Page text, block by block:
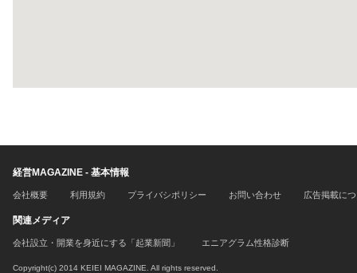
経営MAGAZINE - 基本情報
会社概要 利用規約 プライバシポリシー お問い合わせ 広告掲載に
関連メディア
会社設立・開業を身近にする「起業新聞」 エニアグラム性格診断
Copyright(c) 2014 KEIEI MAGAZINE. All rights reserved.